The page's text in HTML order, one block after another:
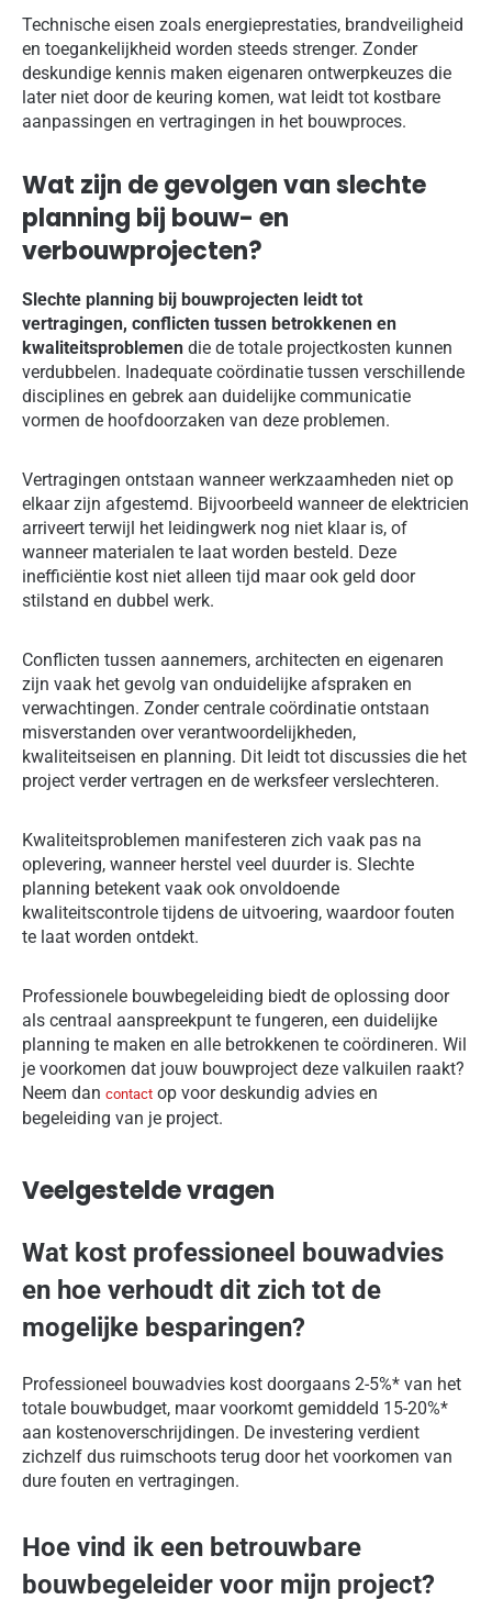
Technische eisen zoals energieprestaties, brandveiligheid
en toegankelijkheid worden steeds strenger. Zonder
deskundige kennis maken eigenaren ontwerpkeuzes die
later niet door de keuring komen, wat leidt tot kostbare
aanpassingen en vertragingen in het bouwproces.
Wat zijn de gevolgen van slechte
planning bij bouw- en
verbouwprojecten?
Slechte planning bij bouwprojecten leidt tot
vertragingen, conflicten tussen betrokkenen en
kwaliteitsproblemen die de totale projectkosten kunnen
verdubbelen. Inadequate coördinatie tussen verschillende
disciplines en gebrek aan duidelijke communicatie
vormen de hoofdoorzaken van deze problemen.
Vertragingen ontstaan wanneer werkzaamheden niet op
elkaar zijn afgestemd. Bijvoorbeeld wanneer de elektricien
arriveert terwijl het leidingwerk nog niet klaar is, of
wanneer materialen te laat worden besteld. Deze
inefficiëntie kost niet alleen tijd maar ook geld door
stilstand en dubbel werk.
Conflicten tussen aannemers, architecten en eigenaren
zijn vaak het gevolg van onduidelijke afspraken en
verwachtingen. Zonder centrale coördinatie ontstaan
misverstanden over verantwoordelijkheden,
kwaliteitseisen en planning. Dit leidt tot discussies die het
project verder vertragen en de werksfeer verslechteren.
Kwaliteitsproblemen manifesteren zich vaak pas na
oplevering, wanneer herstel veel duurder is. Slechte
planning betekent vaak ook onvoldoende
kwaliteitscontrole tijdens de uitvoering, waardoor fouten
te laat worden ontdekt.
Professionele bouwbegeleiding biedt de oplossing door
als centraal aanspreekpunt te fungeren, een duidelijke
planning te maken en alle betrokkenen te coördineren. Wil
je voorkomen dat jouw bouwproject deze valkuilen raakt?
Neem dan contact op voor deskundig advies en
begeleiding van je project.
Veelgestelde vragen
Wat kost professioneel bouwadvies
en hoe verhoudt dit zich tot de
mogelijke besparingen?
Professioneel bouwadvies kost doorgaans 2-5%* van het
totale bouwbudget, maar voorkomt gemiddeld 15-20%*
aan kostenoverschrijdingen. De investering verdient
zichzelf dus ruimschoots terug door het voorkomen van
dure fouten en vertragingen.
Hoe vind ik een betrouwbare
bouwbegeleider voor mijn project?